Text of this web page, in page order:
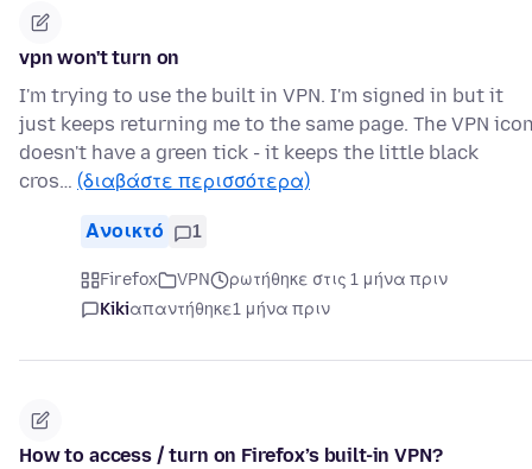
vpn won't turn on
I'm trying to use the built in VPN. I'm signed in but it
just keeps returning me to the same page. The VPN
doesn't have a green tick - it keeps the little black
cros… (διαβάστε περισσότερα)
Ανοικτό 1
Firefox VPN
ρωτήθηκε στις 1 μήνα πριν
Kikiαπαντήθηκε1 μήνα πριν
How to access / turn on Firefox’s built-in VPN?